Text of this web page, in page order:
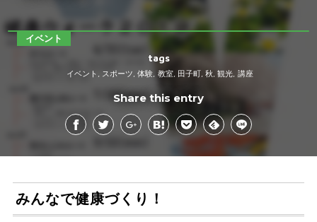
イベント
tags
イベント スポーツ 体験 教室, 田子町 秋 観光 講座
Share this entry
みんなで健康づくり！